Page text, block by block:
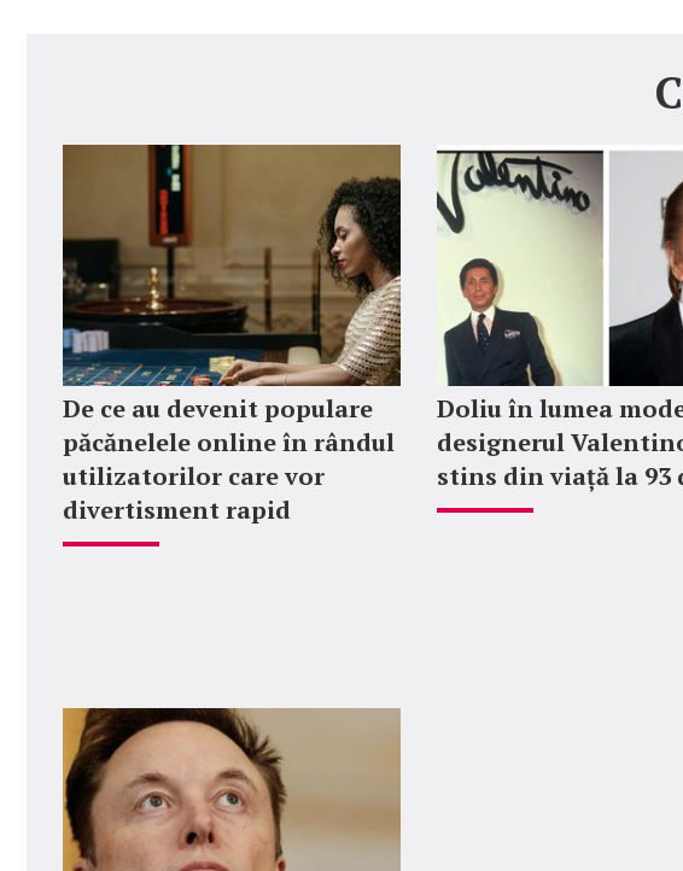
De ce au devenit populare
păcănelele online în rândul
utilizatorilor care vor
divertisment rapid
Doliu în lumea
designerul
stins din viață la 93